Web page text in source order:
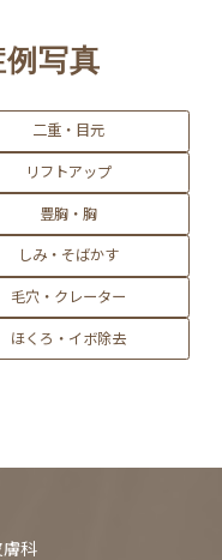
写真
二重・目元
リフトアップ
豊胸・胸
しみ・そばかす
毛穴・クレーター
ほくろ・イボ除去
膚科